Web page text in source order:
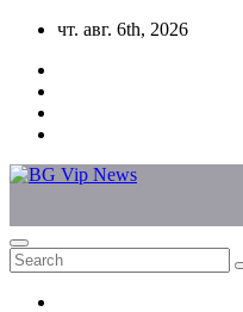
Skip
content
чт. авг. 6th, 2026